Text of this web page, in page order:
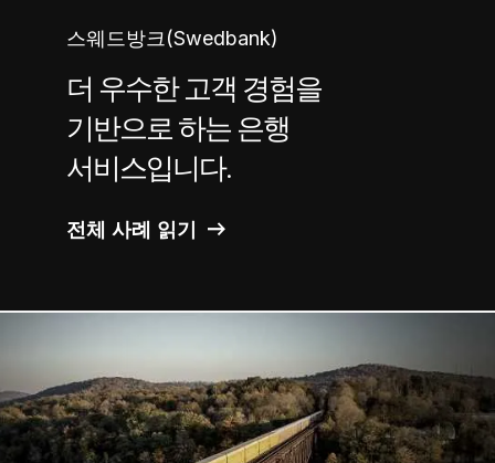
스웨드방크(Swedbank)
더 우수한 고객 경험을
기반으로 하는 은행
서비스입니다.
전체 사례 읽기